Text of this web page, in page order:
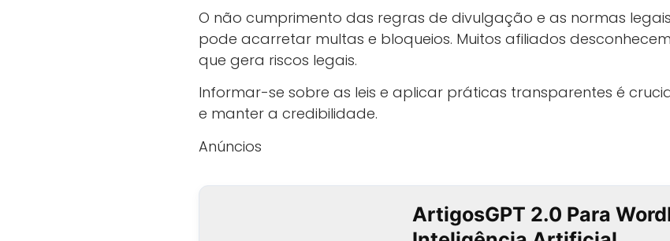
O não cumprimento das regras de divulgação e as normas
pode acarretar multas e bloqueios. Muitos afiliados
que gera riscos legais.
Informar-se sobre as leis e aplicar práticas transparentes é
e manter a credibilidade.
Anúncios
ArtigosGPT 2.0 Para